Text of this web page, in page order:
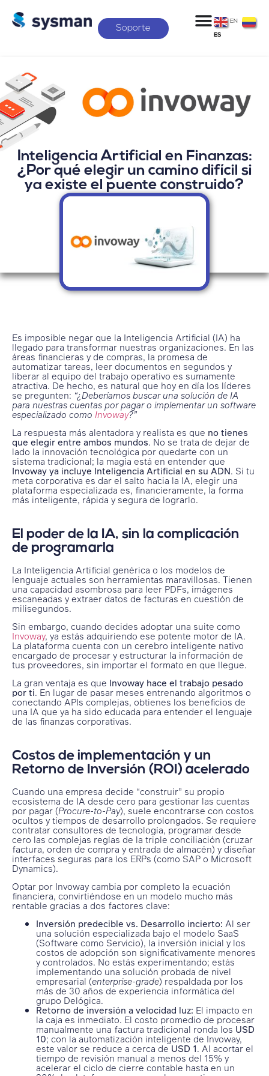
Soporte
EN
ES
Inteligencia Artificial en Finanzas:
¿Por qué elegir un camino difícil si
ya existe el puente construido?
Es imposible negar que la Inteligencia Artificial (IA) ha
llegado para transformar nuestras organizaciones. En las
áreas financieras y de compras, la promesa de
automatizar tareas, leer documentos en segundos y
liberar al equipo del trabajo operativo es sumamente
atractiva. De hecho, es natural que hoy en día los líderes
se pregunten: “¿Deberíamos buscar una solución de IA
para nuestras cuentas por pagar o implementar un software
especializado como Invoway?”
La respuesta más alentadora y realista es que no tienes
que elegir entre ambos mundos. No se trata de dejar de
lado la innovación tecnológica por quedarte con un
sistema tradicional; la magia está en entender que
Invoway ya incluye Inteligencia Artificial en su ADN. Si tu
meta corporativa es dar el salto hacia la IA, elegir una
plataforma especializada es, financieramente, la forma
más inteligente, rápida y segura de lograrlo.
El poder de la IA, sin la complicación
de programarla
La Inteligencia Artificial genérica o los modelos de
lenguaje actuales son herramientas maravillosas. Tienen
una capacidad asombrosa para leer PDFs, imágenes
escaneadas y extraer datos de facturas en cuestión de
milisegundos.
Sin embargo, cuando decides adoptar una suite como
Invoway, ya estás adquiriendo ese potente motor de IA.
La plataforma cuenta con un cerebro inteligente nativo
encargado de procesar y estructurar la información de
tus proveedores, sin importar el formato en que llegue.
La gran ventaja es que Invoway hace el trabajo pesado
por ti. En lugar de pasar meses entrenando algoritmos o
conectando APIs complejas, obtienes los beneficios de
una IA que ya ha sido educada para entender el lenguaje
de las finanzas corporativas.
Costos de implementación y un
Retorno de Inversión (ROI) acelerado
Cuando una empresa decide “construir” su propio
ecosistema de IA desde cero para gestionar las cuentas
por pagar (Procure-to-Pay), suele encontrarse con costos
ocultos y tiempos de desarrollo prolongados. Se requiere
contratar consultores de tecnología, programar desde
cero las complejas reglas de la triple conciliación (cruzar
factura, orden de compra y entrada de almacén) y diseñar
interfaces seguras para los ERPs (como SAP o Microsoft
Dynamics).
Optar por Invoway cambia por completo la ecuación
financiera, convirtiéndose en un modelo mucho más
rentable gracias a dos factores clave:
Inversión predecible vs. Desarrollo incierto: Al ser
una solución especializada bajo el modelo SaaS
(Software como Servicio), la inversión inicial y los
costos de adopción son significativamente menores
y controlados. No estás experimentando; estás
implementando una solución probada de nivel
empresarial (enterprise-grade) respaldada por los
más de 30 años de experiencia informática del
grupo Delógica.
Retorno de inversión a velocidad luz: El impacto en
la caja es inmediato. El costo promedio de procesar
manualmente una factura tradicional ronda los USD
10; con la automatización inteligente de Invoway,
este valor se reduce a cerca deUSD 1. Al acortar el
tiempo de revisión manual a menos del 15% y
acelerar el ciclo de cierre contable hasta en un